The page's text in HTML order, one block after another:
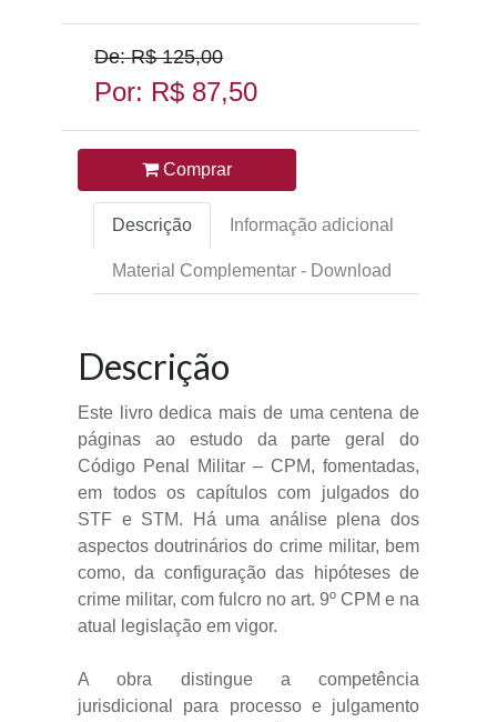
De: R$ 125,00
Por: R$ 87,50
Comprar
Descrição Informação adicional
Material Complementar - Download
Descrição
Este livro dedica mais de uma centena de
páginas ao estudo da parte geral do
Código Penal Militar – CPM, fomentadas,
em todos os capítulos com julgados do
STF e STM. Há uma análise plena dos
aspectos doutrinários do crime militar, bem
como, da configuração das hipóteses de
crime militar, com fulcro no art. 9º CPM e na
atual legislação em vigor.
A obra distingue a competência
jurisdicional para processo e julgamento